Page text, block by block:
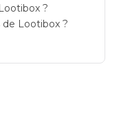
?
Lootibox ?